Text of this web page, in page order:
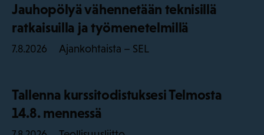
Jauhopölyä vähennetään teknisillä
ratkaisuilla ja työmenetelmillä
7.8.2026 Ajankohtaista – SEL
Tallenna kurssitodistuksesi Telmosta
14.8. mennessä